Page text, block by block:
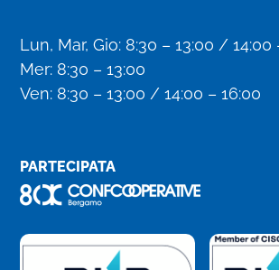
Lun, Mar, Gio: 8:30 – 13:00 / 14:00
Mer: 8:30 – 13:00
Ven: 8:30 – 13:00 / 14:00 – 16:00
PARTECIPATA